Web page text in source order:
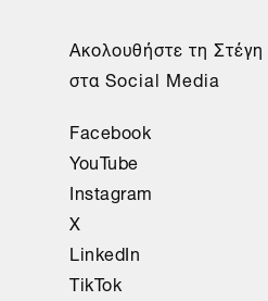
Ακολουθήστε τη Στέγη
στα Social Media
Facebook
YouTube
Instagram
X
LinkedIn
TikTok